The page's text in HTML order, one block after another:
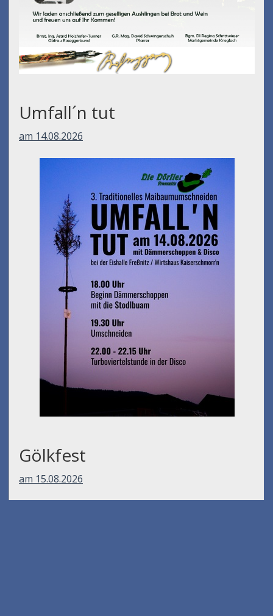
Umfall´n tut
am 14.08.2026
Gölkfest
am 15.08.2026